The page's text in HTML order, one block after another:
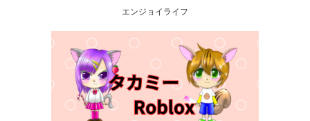
エンジョイライフ